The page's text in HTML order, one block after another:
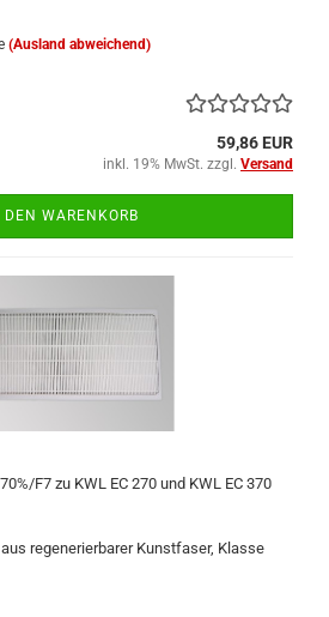
(Ausland abweichend)
59,86 EUR
inkl. 19% MwSt. zzgl. Versand
DEN WARENKORB
F7 zu KWL EC 270 und KWL EC 370
regenerierbarer Kunstfaser, Klasse